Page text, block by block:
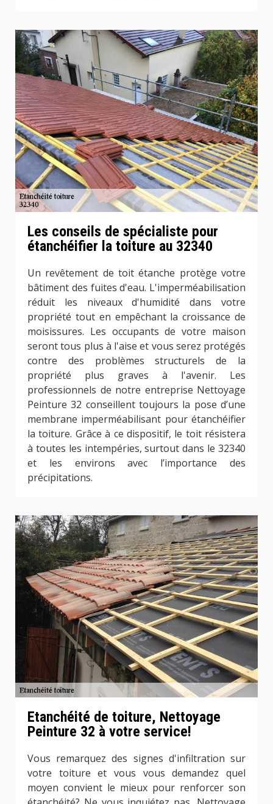
Les conseils de spécialiste pour
étanchéifier la toiture au 32340
Un revêtement de toit étanche protège votre
bâtiment des fuites d'eau. L'imperméabilisation
réduit les niveaux d'humidité dans votre
propriété tout en empêchant la croissance de
moisissures. Les occupants de votre maison
seront tous plus à l'aise et vous serez protégés
contre des problèmes structurels de la
propriété plus graves à l'avenir. Les
professionnels de notre entreprise Nettoyage
Peinture 32 conseillent toujours la pose d’une
membrane imperméabilisant pour étanchéifier
la toiture. Grâce à ce dispositif, le toit résistera
à toutes les intempéries, surtout dans le 32340
et les environs avec l’importance des
précipitations.
Etanchéité de toiture, Nettoyage
Peinture 32 à votre service!
Vous remarquez des signes d'infiltration sur
votre toiture et vous vous demandez quel
moyen convient le mieux pour renforcer son